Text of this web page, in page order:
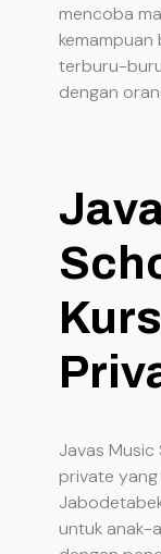
mencoba
terburu-
dengan
Javas Music
private
untuk anak-